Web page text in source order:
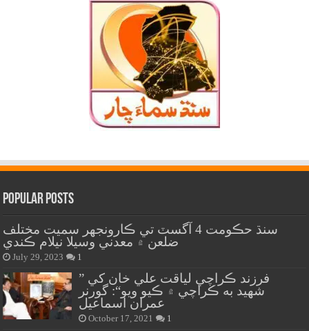
Popular Posts
سنڌ حڪومت 4 آگسٽ تي ڪارونجهر سميت مختلف
ضلعن ۾ معدني وسيلا نيلام ڪندي
July 29, 2023 1
” فرزند ڪراچي لياقت علي خان کي
شهيد به ڪراچي ۾ ڪيو ويو“: گورنر
عمران اسماعيل
October 17, 2021 1